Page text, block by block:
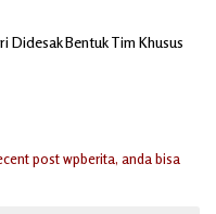
Didesak Bentuk Tim Khusus
post wpberita, anda bisa